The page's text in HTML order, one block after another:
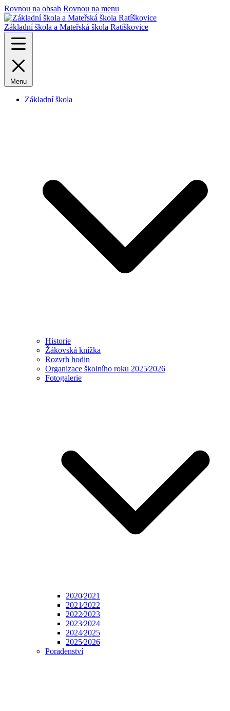
Rovnou na obsah Rovnou na menu
Základní škola a Mateřská škola Ratíškovice
Menu
Základní škola
Historie
Žákovská knížka
Rozvrh hodin
Organizace školního roku 2025⁄2026
Fotogalerie
2020⁄2021
2021⁄2022
2022⁄2023
2023⁄2024
2024⁄2025
2025⁄2026
Poradenství